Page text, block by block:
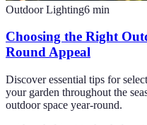
Outdoor Lighting6 min
Choosing the Right
Round Appeal
Discover essential tips for
your garden throughout the
outdoor space year-round.